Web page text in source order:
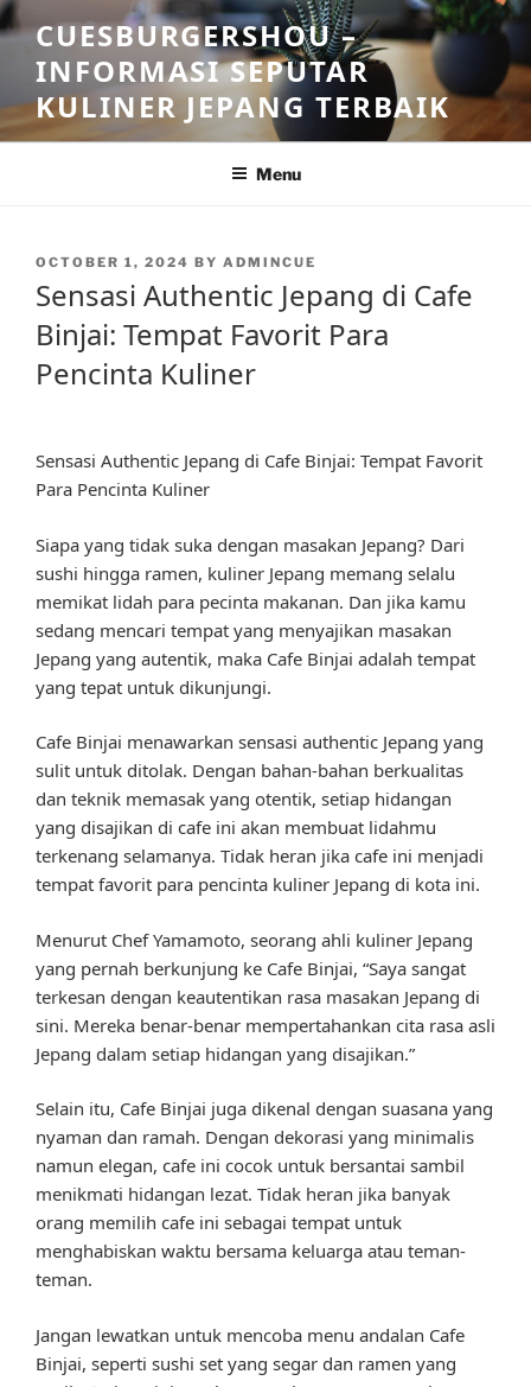
Skip
to
content
CUESBURGERSHOU –
INFORMASI SEPUTAR
KULINER JEPANG TERBAIK
Menu
POSTED
OCTOBER 1, 2024 BY ADMINCUE
Sensasi Authentic Jepang di Cafe
Binjai: Tempat Favorit Para
Pencinta Kuliner
Sensasi Authentic Jepang di Cafe Binjai: Tempat Favorit
Para Pencinta Kuliner
Siapa yang tidak suka dengan masakan Jepang? Dari
sushi hingga ramen, kuliner Jepang memang selalu
memikat lidah para pecinta makanan. Dan jika kamu
sedang mencari tempat yang menyajikan masakan
Jepang yang autentik, maka Cafe Binjai adalah tempat
yang tepat untuk dikunjungi.
Cafe Binjai menawarkan sensasi authentic Jepang yang
sulit untuk ditolak. Dengan bahan-bahan berkualitas
dan teknik memasak yang otentik, setiap hidangan
yang disajikan di cafe ini akan membuat lidahmu
terkenang selamanya. Tidak heran jika cafe ini menjadi
tempat favorit para pencinta kuliner Jepang di kota ini.
Menurut Chef Yamamoto, seorang ahli kuliner Jepang
yang pernah berkunjung ke Cafe Binjai, “Saya sangat
terkesan dengan keautentikan rasa masakan Jepang di
sini. Mereka benar-benar mempertahankan cita rasa asli
Jepang dalam setiap hidangan yang disajikan.”
Selain itu, Cafe Binjai juga dikenal dengan suasana yang
nyaman dan ramah. Dengan dekorasi yang minimalis
namun elegan, cafe ini cocok untuk bersantai sambil
menikmati hidangan lezat. Tidak heran jika banyak
orang memilih cafe ini sebagai tempat untuk
menghabiskan waktu bersama keluarga atau teman-
teman.
Jangan lewatkan untuk mencoba menu andalan Cafe
Binjai, seperti sushi set yang segar dan ramen yang